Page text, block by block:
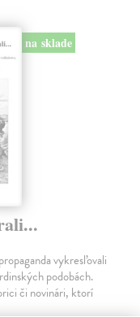
na sklade
vykresľovali
podobách.
či novinári, ktorí